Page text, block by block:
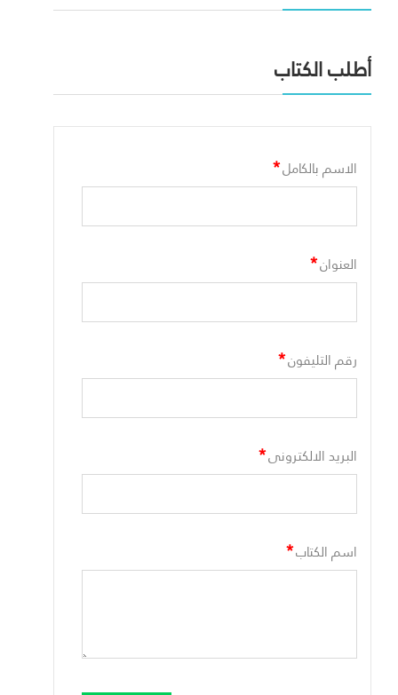
أطلب الكتاب
الاسم بالكامل*
العنوان*
رقم التليفون*
البريد الالكترونى*
اسم الكتاب*